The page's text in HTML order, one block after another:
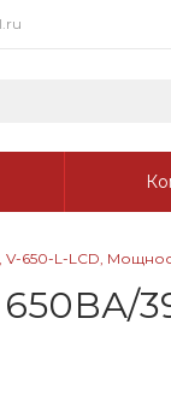
V-650-L-LCD,